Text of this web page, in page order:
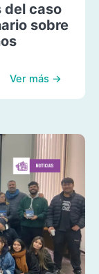
del caso
sobre
Ver más →